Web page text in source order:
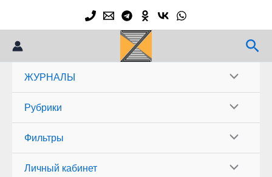
содержимому
ЖУРНАЛЫ
Рубрики
Фильтры
Личный кабинет